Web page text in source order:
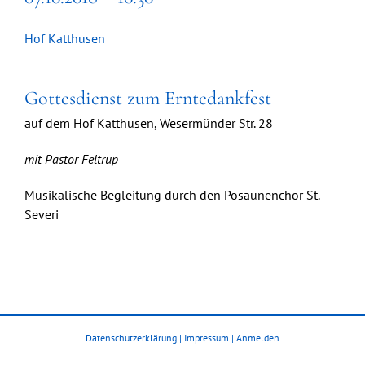
Hof Katthusen
Gottesdienst zum Erntedankfest
auf dem Hof Katthusen, Wesermünder Str. 28
mit Pastor Feltrup
Musikalische Begleitung durch den Posaunenchor St.
Severi
Datenschutzerklärung | Impressum | Anmelden